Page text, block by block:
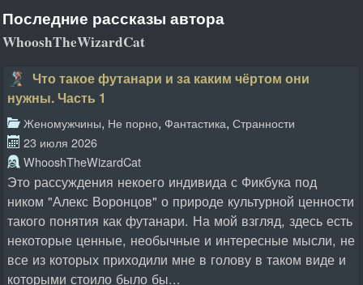
Последние рассказы автора
WhooshTheWizardCat
Что такое футанари и за каким чёртом они
нужны. Часть 1
Женомужчины, Не порно, Фантастика, Странности
23 июля 2026
WhooshTheWizardCat
Это рассуждения некоего индивида с Фикбука под
ником "Алекс Воронцов" о природе культурной ценности
такого понятия как футанари. На мой взгляд, здесь есть
некоторые ценные, необычные и интересные мысли, не
все из которых приходили мне в голову в таком виде и
которыми стоило было бы...